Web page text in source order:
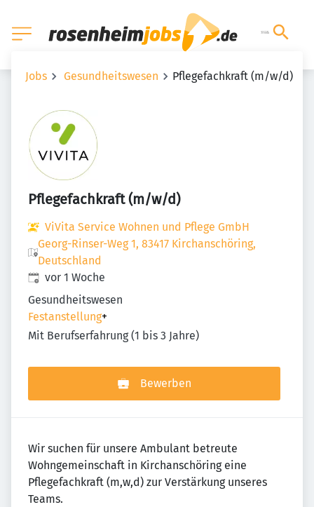
Jobs Gesundheitswesen Pflegefachkraft (m/w/d)
Pflegefachkraft (m/w/d)
ViVita Service Wohnen und Pflege GmbH
Georg-Rinser-Weg 1, 83417 Kirchanschöring,
Deutschland
Veröffentlicht:
vor 1 Woche
Gesundheitswesen
Festanstellung+
Mit Berufserfahrung (1 bis 3 Jahre)
Bewerben
Wir suchen für unsere Ambulant betreute
Wohngemeinschaft in Kirchanschöring eine
Pflegefachkraft (m,w,d) zur Verstärkung unseres
Teams.